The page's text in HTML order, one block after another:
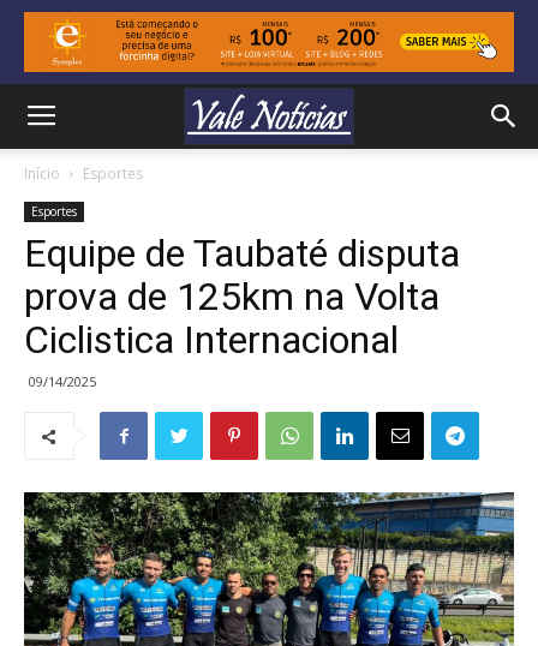
Início Esportes
Esportes
Equipe de Taubaté disputa
prova de 125km na Volta
Ciclistica Internacional
09/14/2025